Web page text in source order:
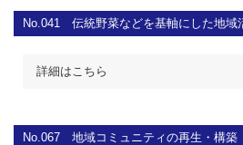
No.041 伝統野菜などを基軸にした地域
詳細はこちら
No.067 地域コミュニティの再生・構築